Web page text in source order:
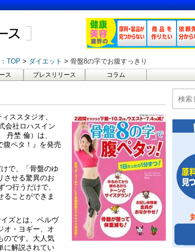
TOP ダイエット 骨盤8の字でお腹すっきり
ス プレスリリース コラム
ススタジオ、
会社ロハスイン
丹埜 倫）は、
腹ペタ！』を発売
で、「骨盤のゆ
させる驚異のお
行うだけで、
ることができま
ズとは、ペルヴ
オ・ヨギー、オ
のです。大人気
に解説されてい